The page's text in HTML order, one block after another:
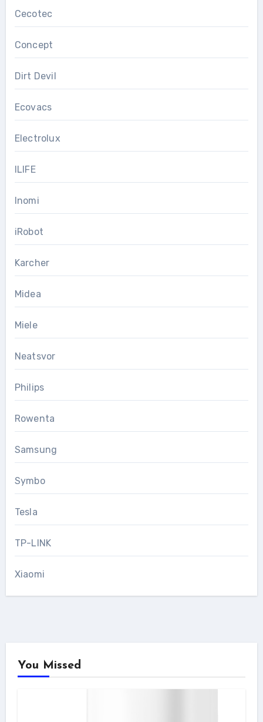
Cecotec
Concept
Dirt Devil
Ecovacs
Electrolux
ILIFE
Inomi
iRobot
Karcher
Midea
Miele
Neatsvor
Philips
Rowenta
Samsung
Symbo
Tesla
TP-LINK
Xiaomi
You Missed